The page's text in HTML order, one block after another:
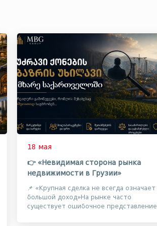
18 мая
👉 «Невидимая сторона рынка
недвижимости в Грузии»
📌 «Крупная сделка не всегда означает
большой доход»На рынке часто
существует ошибочное представление